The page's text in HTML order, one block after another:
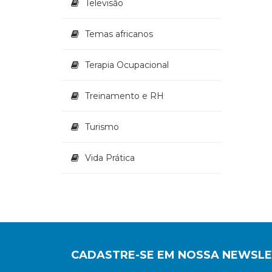
Televisão
Temas africanos
Terapia Ocupacional
Treinamento e RH
Turismo
Vida Prática
CADASTRE-SE EM NOSSA